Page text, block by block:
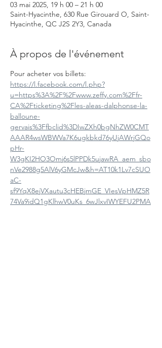
03 mai 2025, 19 h 00 – 21 h 00
Saint-Hyacinthe, 630 Rue Girouard O, Saint-
Hyacinthe, QC J2S 2Y3, Canada
À propos de l'événement
Pour acheter vos billets:
https://l.facebook.com/l.php?
u=https%3A%2F%2Fwww.zeffy.com%2Ffr-
CA%2Fticketing%2Fles-aleas-dalphonse-la-
balloune-
gervais%3Ffbclid%3DIwZXh0bgNhZW0CMT
AAAR4wsWBWVa7K6ugkbkd76yUjAWrjGQo
pHr-
W3gKI2HO3Omj6s5lPPDk5ujawRA_aem_sbo
nVe2988g5AlV6yGMcJw&h=AT10k1Lv7cSUO
aC-
sf9YqX8ejVXautu3cHEBjmGE_VIesVpHMZ5R
74Va9idQ1gKlhwV0uKs_6wJlxvIWYEFU2PMA